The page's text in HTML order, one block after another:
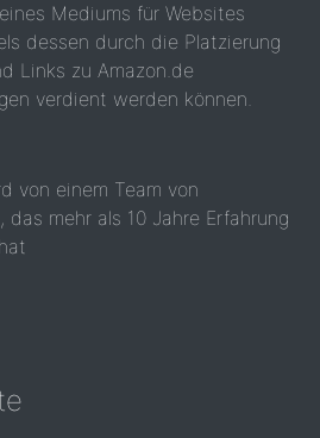
Mediums für Websites
dessen durch die Platzierung
Links zu Amazon.de
verdient werden können.
von einem Team von
mehr als 10 Jahre Erfahrung